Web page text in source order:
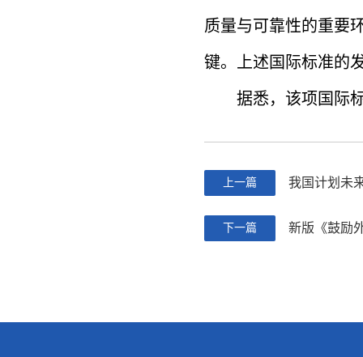
质量与可靠性的重要
键。上述国际标准的
据悉，该项国际标
上一篇 我国计划未
下一篇 新版《鼓励